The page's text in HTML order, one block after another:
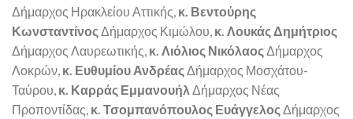
Δήμαρχος Ηρακλείου Αττικής, κ. Βεντούρης
Κωνσταντίνος Δήμαρχος Κιμώλου, κ. Λουκάς Δημήτριος
Δήμαρχος Λαυρεωτικής, κ. Λιόλιος Νικόλαος Δήμαρχος
Λοκρών, κ. Ευθυμίου Ανδρέας Δήμαρχος Μοσχάτου-
Ταύρου, κ. Καρράς Εμμανουήλ Δήμαρχος Νέας
Προποντίδας, κ. Τσομπανόπουλος Ευάγγελος Δήμαρχος